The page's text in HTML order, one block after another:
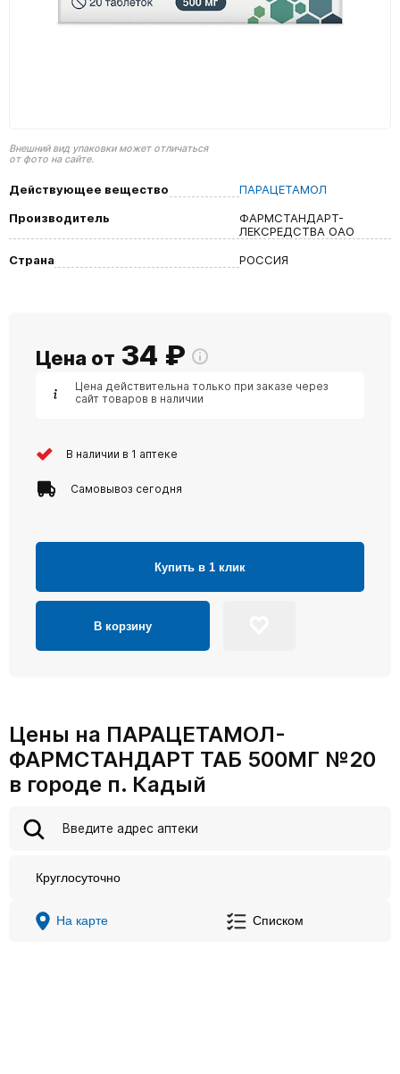
Внешний вид упаковки может отличаться
от фото на сайте.
Действующее вещество
ПАРАЦЕТАМОЛ
Производитель
ФАРМСТАНДАРТ-
ЛЕКСРЕДСТВА ОАО
Страна
РОССИЯ
Цена от 34 ₽
Цена действительна только при заказе через
сайт товаров в наличии
В наличии в 1 аптеке
Самовывоз сегодня
Купить в 1 клик
В корзину
Цены на ПАРАЦЕТАМОЛ-
ФАРМСТАНДАРТ ТАБ 500МГ №20
в городе п. Кадый
Круглосуточно
На карте Списком